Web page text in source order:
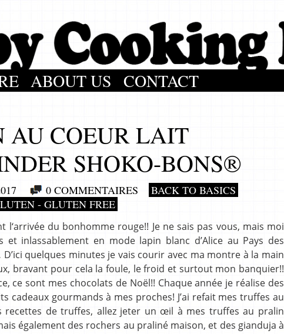
ABOUT US CONTACT
AU COEUR LAIT
SHOKO-BONS®
0 COMMENTAIRES
BACK TO BASICS
- GLUTEN FREE
du bonhomme rouge!! Je ne sais pas vous, mais moi
inlassablement en mode lapin blanc d’Alice au Pays des
quelques minutes je vais courir avec ma montre à la main
bravant pour cela la foule, le froid et surtout mon banquier!!
ce sont mes chocolats de Noël!! Chaque année je réalise des
gourmands à mes proches! J’ai refait mes truffes au
recettes de truffes, allez jeter un œil à mes truffes au pralin
également des rochers au praliné maison, et des gianduja à